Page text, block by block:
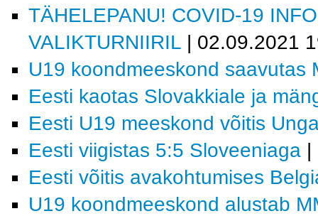
TÄHELEPANU! COVID-19
VALIKTURNIIRIL | 02.09.2021
U19 koondmeeskond saavutas
Eesti kaotas Slovakkiale ja
Eesti U19 meeskond võitis
Eesti viigistas 5:5 Sloveeniaga |
Eesti võitis avakohtumises
U19 koondmeeskond alustab